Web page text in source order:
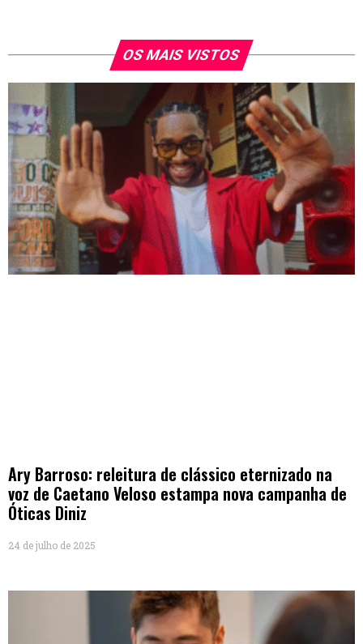
OS MAIS VISTOS
Ary Barroso: releitura de clássico eternizado na
voz de Caetano Veloso estampa nova campanha de
Óticas Diniz
24 de julho de 2025